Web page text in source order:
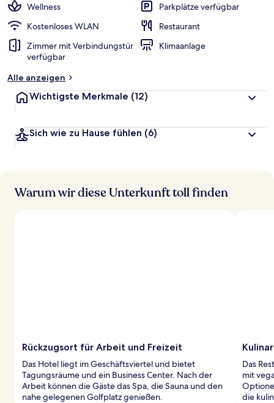
Wellness
Parkplätze verfügbar
Kostenloses WLAN
Restaurant
Zimmer mit Verbindungstür
verfügbar
Klimaanlage
Alle anzeigen
Wichtigste Merkmale (12)
Sich wie zu Hause fühlen (6)
Warum wir diese Unterkunft toll finden
Rückzugsort für Arbeit und Freizeit
Das Hotel liegt im Geschäftsviertel und bietet
Tagungsräume und ein Business Center. Nach der
Arbeit können die Gäste das Spa, die Sauna und den
nahe gelegenen Golfplatz genießen.
Das
mit
die